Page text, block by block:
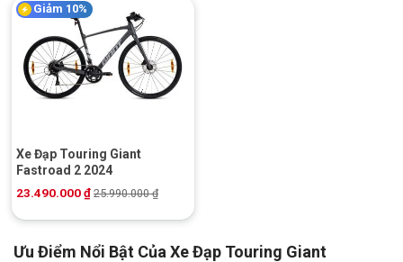
Giảm 10%
Xe Đạp Touring Giant
Fastroad 2 2024
23.490.000₫ 25.990.000₫
Ưu Điểm Nổi Bật Của Xe Đạp Touring Giant